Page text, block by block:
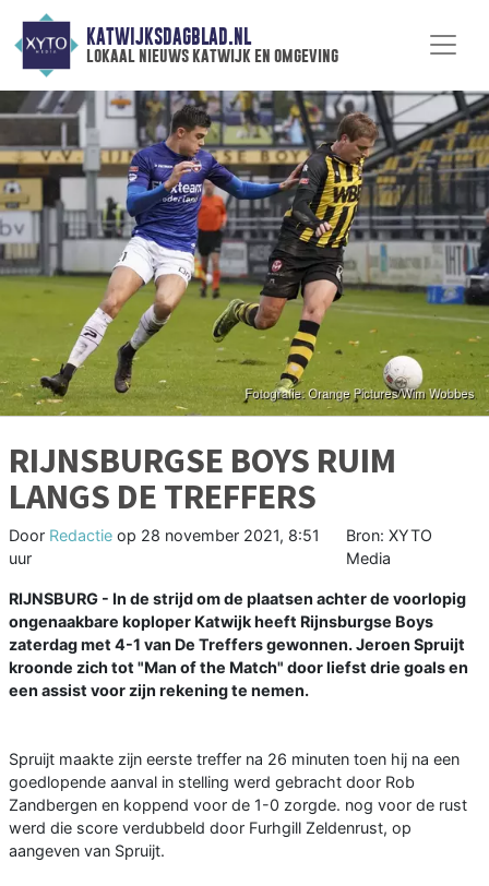
KATWIJKSDAGBLAD.NL
lokaal nieuws katwijk en omgeving
RIJNSBURGSE BOYS RUIM
LANGS DE TREFFERS
Door Redactie op 28 november 2021, 8:51
uur
Bron: XYTO
Media
RIJNSBURG - In de strijd om de plaatsen achter de voorlopig
ongenaakbare koploper Katwijk heeft Rijnsburgse Boys
zaterdag met 4-1 van De Treffers gewonnen. Jeroen Spruijt
kroonde zich tot "Man of the Match" door liefst drie goals en
een assist voor zijn rekening te nemen.
Spruijt maakte zijn eerste treffer na 26 minuten toen hij na een
goedlopende aanval in stelling werd gebracht door Rob
Zandbergen en koppend voor de 1-0 zorgde. nog voor de rust
werd die score verdubbeld door Furhgill Zeldenrust, op
aangeven van Spruijt.